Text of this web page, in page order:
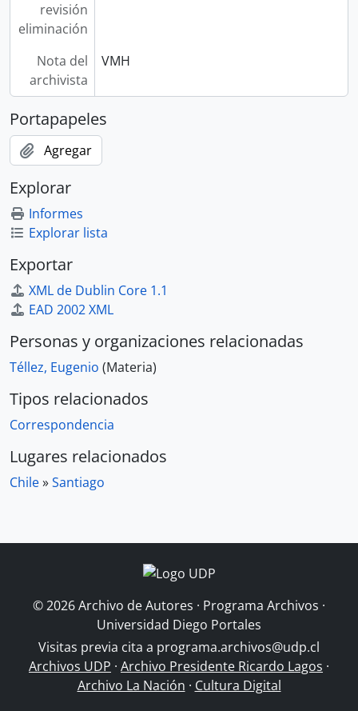
revisión
eliminación
Nota del
archivista
VMH
Portapapeles
Agregar
Explorar
Informes
Explorar lista
Exportar
XML de Dublin Core 1.1
EAD 2002 XML
Personas y organizaciones relacionadas
Téllez, Eugenio (Materia)
Tipos relacionados
Correspondencia
Lugares relacionados
Chile»Santiago
© 2026 Archivo de Autores · Programa Archivos ·
Universidad Diego Portales
Visitas previa cita a programa.archivos@udp.cl
Archivos UDP · Archivo Presidente Ricardo Lagos ·
Archivo La Nación · Cultura Digital